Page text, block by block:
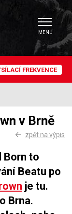
FREKVENCE
MENU
v Brně
zpět na výpis
Born to
Beatu po
je tu.
Brna.